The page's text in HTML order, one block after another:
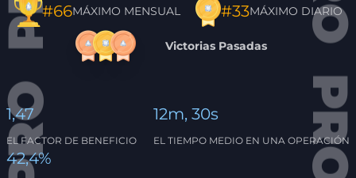
#66MÁXIMO MENSUAL #33MÁXIMO DIARIO
Victorias Pasadas
1,47
EL FACTOR DE BENEFICIO
12m, 30s
EL TIEMPO MEDIO EN UNA OPERACIÓN
42,4%